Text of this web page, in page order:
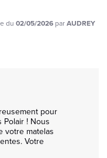
du 02/05/2026 parAUDREY
pour
! Nous
votre matelas
Votre